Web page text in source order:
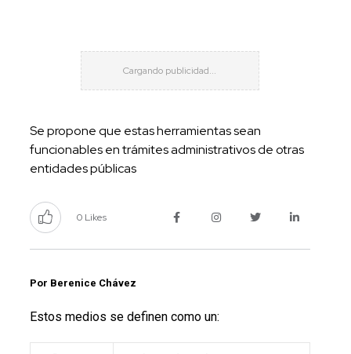
Se propone que estas herramientas sean
funcionables en trámites administrativos de otras
entidades públicas
0 Likes
Por Berenice Chávez
Estos medios se definen como un: